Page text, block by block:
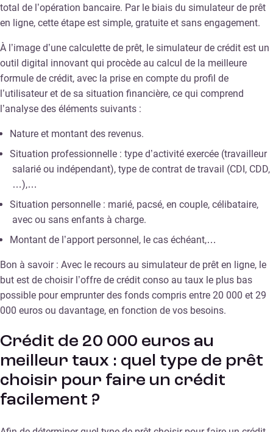
total de l’opération bancaire. Par le biais du simulateur de prêt
en ligne, cette étape est simple, gratuite et sans engagement.
À l’image d’une calculette de prêt, le simulateur de crédit est un
outil digital innovant qui procède au calcul de la meilleure
formule de crédit, avec la prise en compte du profil de
l’utilisateur et de sa situation financière, ce qui comprend
l’analyse des éléments suivants :
Nature et montant des revenus.
Situation professionnelle : type d’activité exercée (travailleur
salarié ou indépendant), type de contrat de travail (CDI, CDD,
…),…
Situation personnelle : marié, pacsé, en couple, célibataire,
avec ou sans enfants à charge.
Montant de l’apport personnel, le cas échéant,…
Bon à savoir : Avec le recours au simulateur de prêt en ligne, le
but est de choisir l’offre de crédit conso au taux le plus bas
possible pour emprunter des fonds compris entre 20 000 et 29
000 euros ou davantage, en fonction de vos besoins.
Crédit de 20 000 euros au
meilleur taux : quel type de prêt
choisir pour faire un crédit
facilement ?